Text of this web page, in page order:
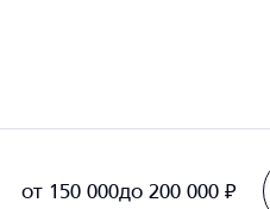
от 150 000до 200 000 ₽